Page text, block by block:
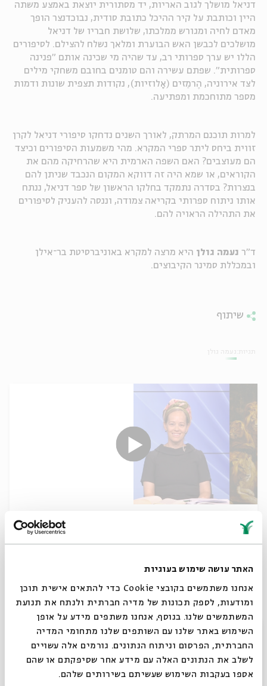
האתר עושה שימוש בעוגיות
אנחנו משתמשים בקובצי Cookie כדי להתאים אישית תוכן
ומודעות, לספק תכונות של מדיה חברתית ולנתח את תנועת
המשתמשים שלנו. בנוסף, אנחנו משתפים מידע על אופן
השימוש באתר שלנו עם השותפים שלנו מתחומי המדיה
החברתית, הפרסום וניתוח הנתונים. גורמים אלה עשויים
לשלב את הנתונים האלה עם מידע אחר שסיפקתם או שהם
אספו בעקבות השימוש שעשיתם בשירותים שלהם.
דניאל מושלך לגוב האריות, יד מסתורית יוצאת באמצע משתה
היין וכותבת על קיר ההיכל כתובת סודית, נבוכדנצר הופך
מאדם לחיה ומגורש ממלכתו, שלושת חבריו של דניאל
מושלכים לכבשן האש הבוערת ומלאך נשלח להצילם. לסיפורים
הללו יש ערך ספרותי רב, עד שהיה מי שכינה אותם "פנינה
ספרותית". שפתם עשירה והם טומנים בחובם משחקי מילים
לצד אירוניה, הֶרמֵזים (אָלוזיות), נקודות תצפית שונות ודמות
מספר מתוחכמת ומפתיעה.
למרות תוכנם המרתק, לאורך השנים נדחקו סיפורי דניאל לקרן
זווית ביחס ליתר ספרי המקרא. מהי משמעות הסיפורים וכיצד
הם מעוצבים? האם השפה הארמית היא שהרחיקה מהם את
הקוראים, או שמא היה זה דווקא המקום הנכבד שניתן להם
בנצרות? בסדרה נתמקד בחלקו הראשון של ספר דניאל, ננתח
אותו ניתוח ספרותי בקריאה צמודה, וננסה להעניק לסיפורים
את התהילה הראויה להם.
ד"ר נעמה גולן היא מרצה למקרא באוניברסיטת בר־אילן
ובמכללת סמינר הקיבוצים.
שיתוף
עם: ד"ר נעמה גולן
סגור